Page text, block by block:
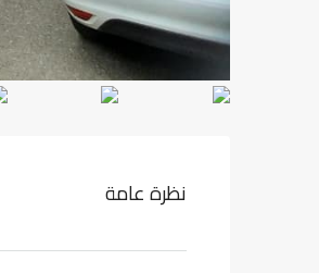
نظرة عامة